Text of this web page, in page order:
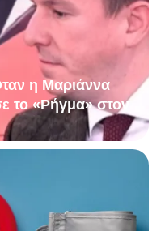
η Μαριάννα
το «Ρήγμα» στον